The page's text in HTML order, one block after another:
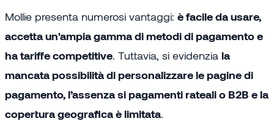
Mollie presenta numerosi vantaggi: è facile da usare,
accetta un'ampia gamma di metodi di pagamento e
ha tariffe competitive. Tuttavia, si evidenzia la
mancata possibilità di personalizzare le pagine di
pagamento, l’assenza si pagamenti rateali o B2B e la
copertura geografica è limitata.